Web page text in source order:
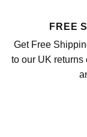
FREE
Get Free
to our UK returns